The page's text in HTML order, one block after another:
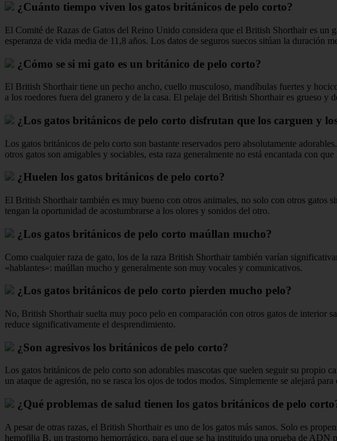
¿Cuánto tiempo viven los gatos británicos de pelo corto?
El Comité de Razas de Gatos del Reino Unido considera que el British Shorthair es un
esperanza de vida media de 11,8 años. Los datos de seguros suecos sitúan la duración
¿Cómo se si mi gato es un británico de pelo corto?
El British Shorthair tiene un pecho ancho, cuello musculoso, mandíbulas fuertes y
a los roedores fuera del granero y de la casa. El pelaje del British Shorthair es grueso y
¿Los gatos británicos de pelo corto disfrutan que los carguen y
Los gatos británicos de pelo corto son bastante reservados pero absolutamente
otros gatos son amigables y sociables, esta raza generalmente no está encantada con
¿Huelen los gatos británicos de pelo corto?
El British Shorthair también es muy bueno con otros animales, no solo con otros gatos
tengan la oportunidad de acostumbrarse a los olores y sonidos del otro.
¿Los gatos británicos de pelo corto maúllan mucho?
Como cualquier raza de gato, los de la raza British Shorthair también varían
«hablantes»: maúllan mucho y generalmente son muy vocales y comunicativos.
¿Los gatos británicos de pelo corto pierden mucho pelo?
No, British Shorthair suelta muy poco pelo en comparación con otros gatos de interior
reduce significativamente el desprendimiento.
¿Son agresivos los británicos de pelo corto?
Los gatos británicos de pelo corto son adorables mascotas que suelen seguir su
un ataque de agresión, no se rasca los ojos de todos modos. Simplemente se alejará
¿Qué problemas de salud tienen los gatos británicos de pelo
A pesar de otras razas, el British Shorthair es uno de los gatos más sanos. Solo es
hemofilia B, un trastorno hemorrágico, para el que se ha instituido una prueba de ADN